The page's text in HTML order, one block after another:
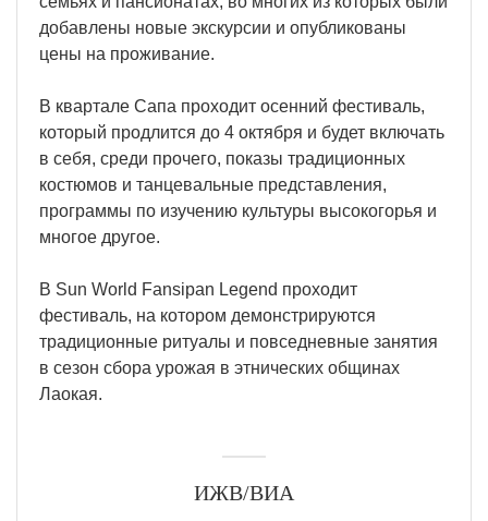
добавлены новые экскурсии и опубликованы
цены на проживание.
В квартале Сапа проходит осенний фестиваль,
который продлится до 4 октября и будет включать
в себя, среди прочего, показы традиционных
костюмов и танцевальные представления,
программы по изучению культуры высокогорья и
многое другое.
В Sun World Fansipan Legend проходит
фестиваль, на котором демонстрируются
традиционные ритуалы и повседневные занятия
в сезон сбора урожая в этнических общинах
Лаокая.
ИЖВ/ВИА